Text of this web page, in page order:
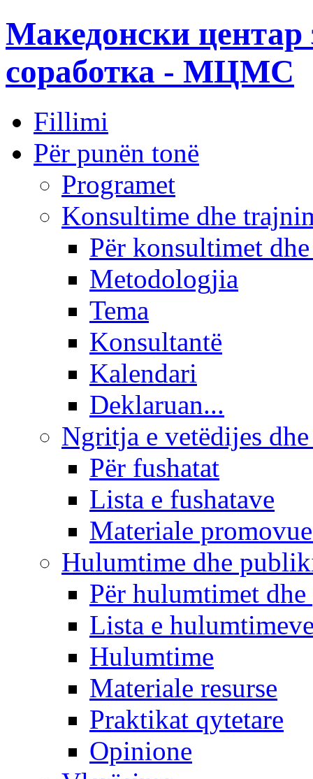
Македонски центар
соработка - МЦМС
Fillimi
Për punën tonë
Programet
Konsultime dhe
Për konsultimet
Metodologjia
Tema
Konsultantë
Kalendari
Deklaruan...
Ngritja e vetëdijes
Për fushatat
Lista e fushatave
Materiale
Hulumtime dhe
Për hulumtimet
Lista e
Hulumtime
Materiale resurse
Praktikat qytetare
Opinione